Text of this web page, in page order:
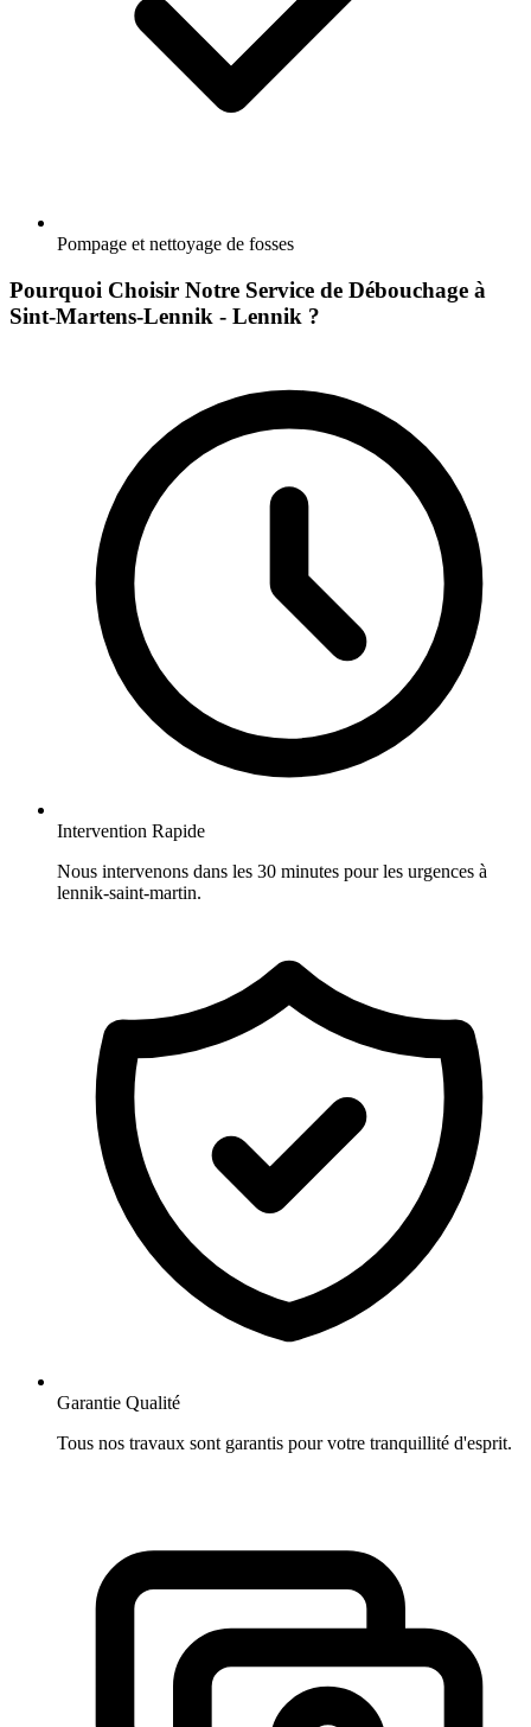
Pompage et nettoyage de fosses
Pourquoi Choisir Notre Service de Débouchage à
Sint-Martens-Lennik - Lennik ?
Intervention Rapide
Nous intervenons dans les 30 minutes pour les urgences à
lennik-saint-martin.
Garantie Qualité
Tous nos travaux sont garantis pour votre tranquillité d'esprit.